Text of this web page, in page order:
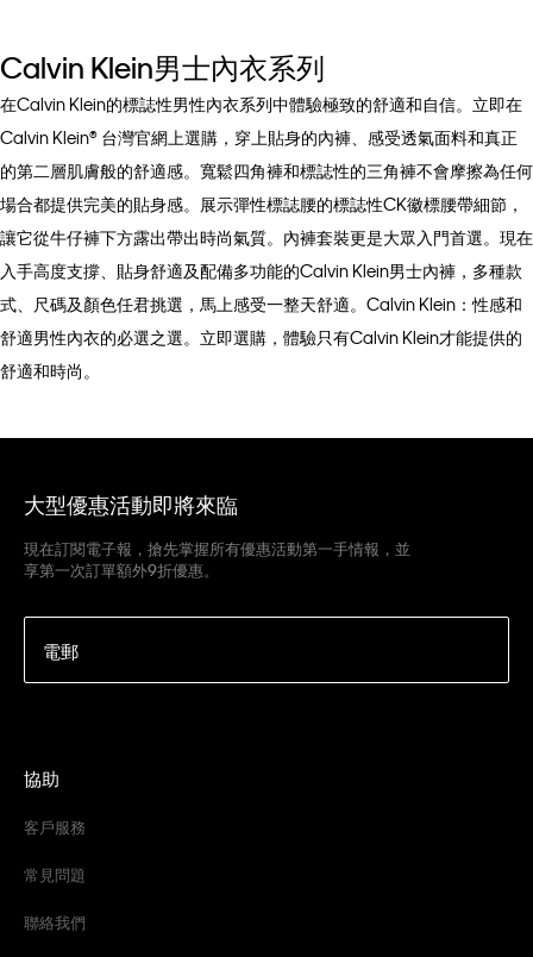
Calvin Klein男士內衣系列
在Calvin Klein的標誌性男性內衣系列中體驗極致的舒適和自信。立即在
Calvin Klein® 台灣官網上選購，穿上貼身的內褲、感受透氣面料和真正
的第二層肌膚般的舒適感。寬鬆四角褲和標誌性的三角褲不會摩擦為任何
場合都提供完美的貼身感。展示彈性標誌腰的標誌性CK徽標腰帶細節，
讓它從牛仔褲下方露出帶出時尚氣質。內褲套裝更是大眾入門首選。現在
入手高度支撐、貼身舒適及配備多功能的Calvin Klein男士內褲，多種款
式、尺碼及顏色任君挑選，馬上感受一整天舒適。Calvin Klein：性感和
舒適男性內衣的必選之選。立即選購，體驗只有Calvin Klein才能提供的
舒適和時尚。
大型優惠活動即將來臨
現在訂閱電子報，搶先掌握所有優惠活動第一手情報，並
享第一次訂單額外9折優惠。
電郵
協助
客戶服務
常見問題
聯絡我們